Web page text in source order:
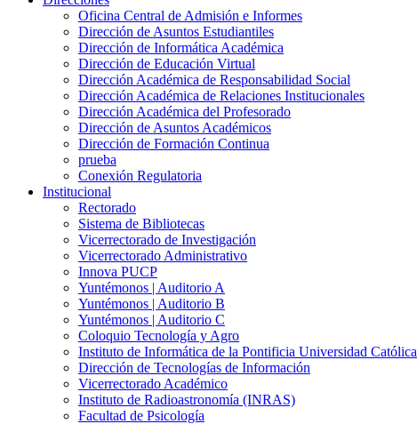
Oficina Central de Admisión e Informes
Dirección de Asuntos Estudiantiles
Dirección de Informática Académica
Dirección de Educación Virtual
Dirección Académica de Responsabilidad Social
Dirección Académica de Relaciones Institucionales
Dirección Académica del Profesorado
Dirección de Asuntos Académicos
Dirección de Formación Continua
prueba
Conexión Regulatoria
Institucional
Rectorado
Sistema de Bibliotecas
Vicerrectorado de Investigación
Vicerrectorado Administrativo
Innova PUCP
Yuntémonos | Auditorio A
Yuntémonos | Auditorio B
Yuntémonos | Auditorio C
Coloquio Tecnología y Agro
Instituto de Informática de la Pontificia Universidad
Dirección de Tecnologías de Información
Vicerrectorado Académico
Instituto de Radioastronomía (INRAS)
Facultad de Psicología